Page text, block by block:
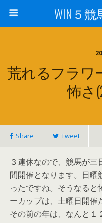
WIN５
荒れるフラワ
怖さ
Share Tweet
３連休なので、競馬が
間開催となります。日曜
ったですね。そうなると
ーカップは、土曜日開催
その前の年は、なんと１